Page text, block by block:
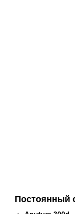
Постоянный